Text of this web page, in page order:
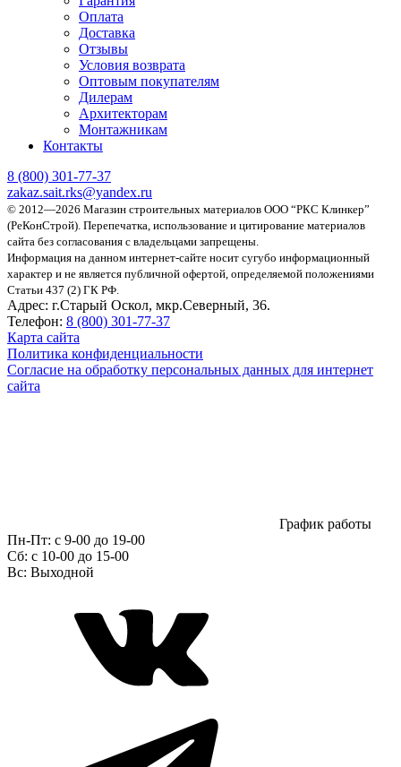
Оплата
Доставка
Отзывы
Условия возврата
Оптовым покупателям
Дилерам
Архитекторам
Монтажникам
Контакты
8 (800) 301-77-37
zakaz.sait.rks@yandex.ru
© 2012—2026 Магазин строительных материалов ООО “РКС Клинкер”
(РеКонСтрой). Перепечатка, использование и цитирование материалов
сайта без согласования с владельцами запрещены.
Информация на данном интернет-сайте носит сугубо информационный
характер и не является публичной офертой, определяемой положениями
Статьи 437 (2) ГК РФ.
Адрес: г.Старый Оскол, мкр.Северный, 36.
Телефон: 8 (800) 301-77-37
Карта сайта
Политика конфиденциальности
Согласие на обработку персональных данных для интернет
сайта
График работы
Пн-Пт: с 9-00 до 19-00
Сб: c 10-00 до 15-00
Вс: Выходной